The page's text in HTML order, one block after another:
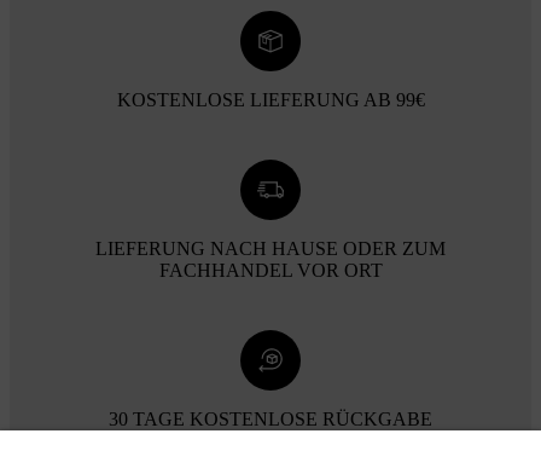
KOSTENLOSE LIEFERUNG AB 99€
LIEFERUNG NACH HAUSE ODER ZUM
FACHHANDEL VOR ORT
30 TAGE KOSTENLOSE RÜCKGABE